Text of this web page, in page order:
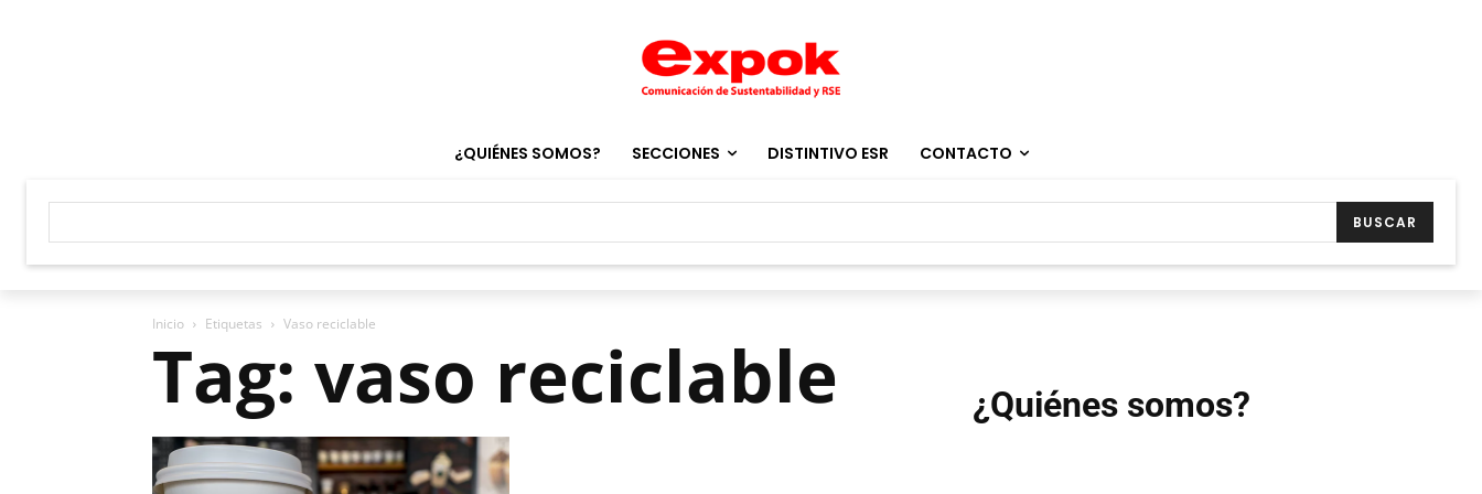
¿QUIÉNES SOMOS? SECCIONES DISTINTIVO ESR CONTACTO
BUSCAR
Inicio Etiquetas Vaso reciclable
Tag: vaso reciclable ¿Quiénes somos?